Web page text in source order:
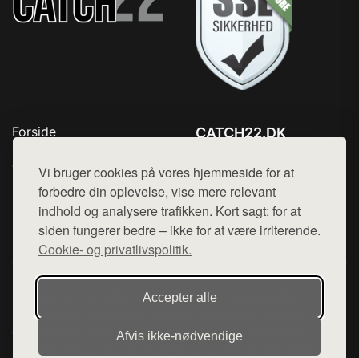
Vi bruger cookies på vores hjemmeside for at
forbedre din oplevelse, vise mere relevant
indhold og analysere trafikken. Kort sagt: for at
siden fungerer bedre – ikke for at være irriterende.
Cookie- og privatlivspolitik.
Accepter alle
Afvis ikke‑nødvendige
Forside
Top Rabatter
Kontakt
CATCH22.DK
Mail: hej@want.dk
Cookie- og privatlivspolitik
Denne side er en del af want.dk, der udgiver en række
hjemmesider med præsentation af forskellige produkter fra
diverse webshops. Der sælges ikke varer fra denne side - vi